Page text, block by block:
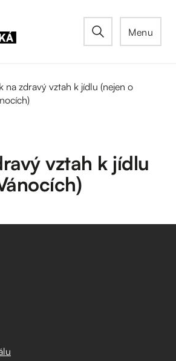
Menu
na zdravý vztah k jídlu (nejen o
vztah k jídlu